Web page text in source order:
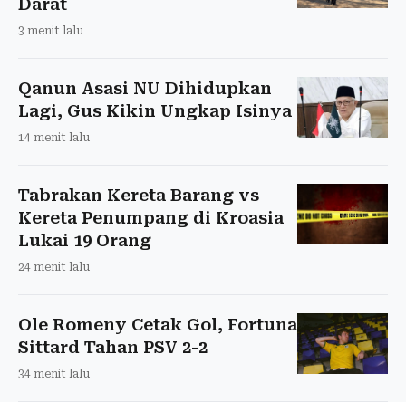
3 menit lalu
Qanun Asasi NU Dihidupkan
Lagi, Gus Kikin Ungkap Isinya
14 menit lalu
Tabrakan Kereta Barang vs
Kereta Penumpang di Kroasia
Lukai 19 Orang
24 menit lalu
Ole Romeny Cetak Gol, Fortuna
Sittard Tahan PSV 2-2
34 menit lalu